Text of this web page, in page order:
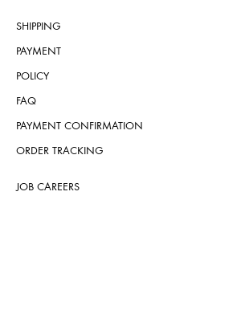
SHIPPING
PAYMENT
POLICY
FAQ
PAYMENT CONFIRMATION
ORDER TRACKING
JOB CAREERS